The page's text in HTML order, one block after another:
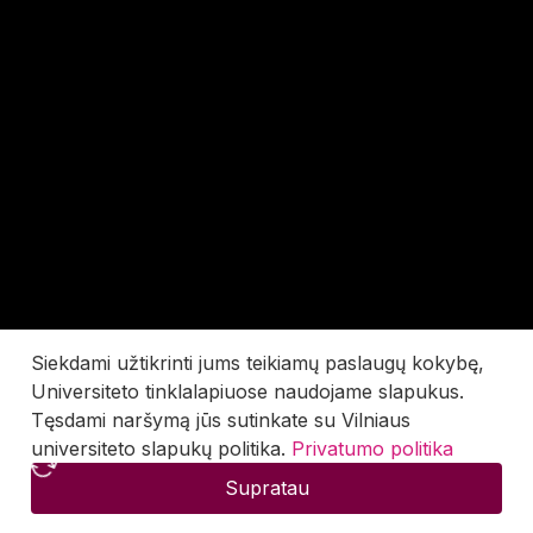
Siekdami užtikrinti jums teikiamų paslaugų kokybę,
Universiteto tinklalapiuose naudojame slapukus.
Tęsdami naršymą jūs sutinkate su Vilniaus
universiteto slapukų politika. Privatumo politika
Supratau